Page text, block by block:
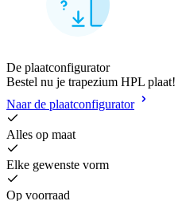
De plaatconfigurator
Bestel nu je trapezium HPL plaat!
Naar de plaatconfigurator
Alles op maat
Elke gewenste vorm
Op voorraad